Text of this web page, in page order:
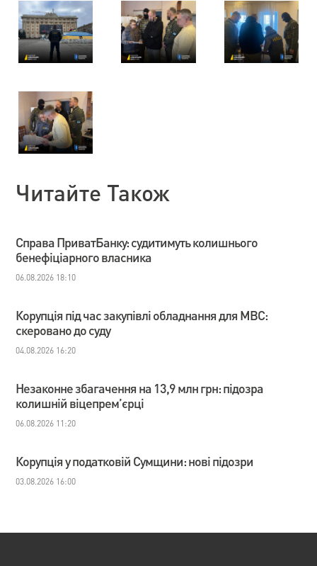
Читайте Також
Справа ПриватБанку: судитимуть колишнього
бенефіціарного власника
06.08.2026 18:10
Корупція під час закупівлі обладнання для МВС:
скеровано до суду
04.08.2026 16:20
Незаконне збагачення на 13,9 млн грн: підозра
колишній віцепрем’єрці
06.08.2026 11:20
Корупція у податковій Сумщини: нові підозри
03.08.2026 16:00